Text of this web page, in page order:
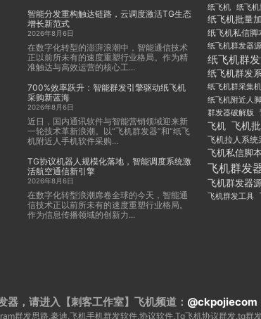
智能分发重构触达链路，云调度激活TG生态
增长新范式
2026年8月6日
在数字化转型的澎湃浪潮中，智能通信技术
正以前所未有的速度重塑行业格局。作为精
准触达与高效运营的核心工...
700%效率跃升：智能群发引擎驱动纸飞机
采购新蓝海
2026年8月6日
近日，国内通讯软件与智能营销领域迎来新
一轮技术革新浪潮。以“飞机群发器”和“纸飞
机附近人手机软件采购...
TG协议机器人规模化落地，智能调度系统激
活航空通信新引擎
2026年8月6日
在数字化转型浪潮席卷全球的今天，智能通
信技术正以前所未有的速度重塑行业格局。
作为信息传播领域的创新力...
纸飞机
纸飞
纸飞机批量
纸飞机私信脚
纸飞机群发器
纸飞机群
纸飞机群发
纸飞机群采集
纸飞机附近人
群发器破解版
飞机 飞机
飞机拉人系统
飞机私信脚
飞机群发
飞机群发器
飞机群发工具
器，请进入【刺客工作室】 飞机频道： @ckpojiecom
群发思路,豪迪,飞机手机群发软件,协议软件,Tg飞机协议群发,tg